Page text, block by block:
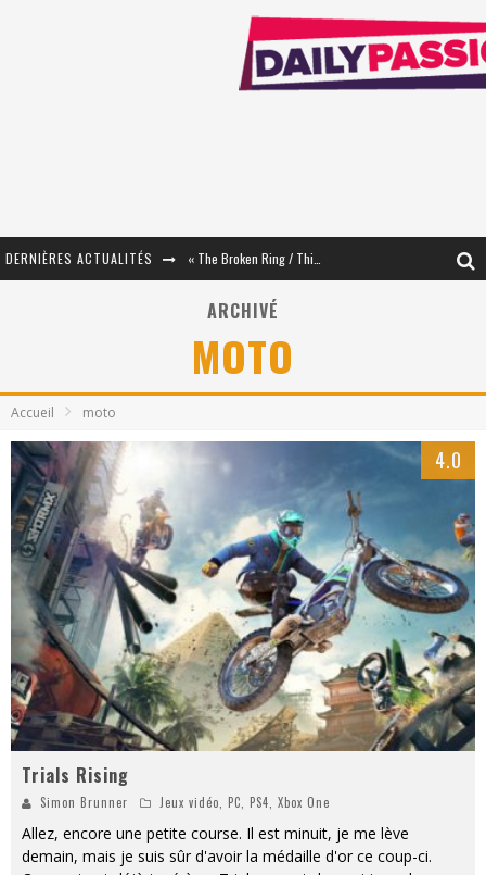
DERNIÈRES ACTUALITÉS
Star Fox
« Dr Wertham / L’homme qui étudia les tueurs en série » - Un Métier à Risque !
Assassin's Creed Black Flag Resynced
« Le Vent dand les Saules » - Une Belle Histoire !
« Damn Them All » - Un duo de Choc !
« Love is a Boxing Ring (Tomes 1 & 2) » – Un Passé Trouble !
« WOLF-MAN / Integrale Tomes 1 et 2 » - Cruelle Vengeance !
ARCHIVÉ
MOTO
Accueil moto
4.0
Trials Rising
Simon Brunner Jeux vidéo, PC, PS4, Xbox One
Allez, encore une petite course. Il est minuit, je me lève
demain, mais je suis sûr d'avoir la médaille d'or ce coup-ci.